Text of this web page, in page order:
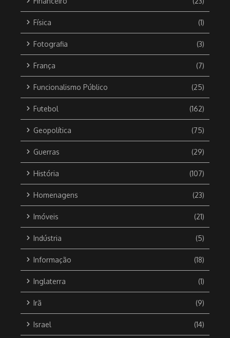
Física (1)
Fotografia (3)
França (7)
Funcionalismo Público (25)
Futebol (162)
Geopolítica (75)
Guerras (29)
História (107)
Homenagens (23)
Imóveis (21)
Indústria (5)
Informação (18)
Inglaterra (1)
Irã (9)
Israel (14)